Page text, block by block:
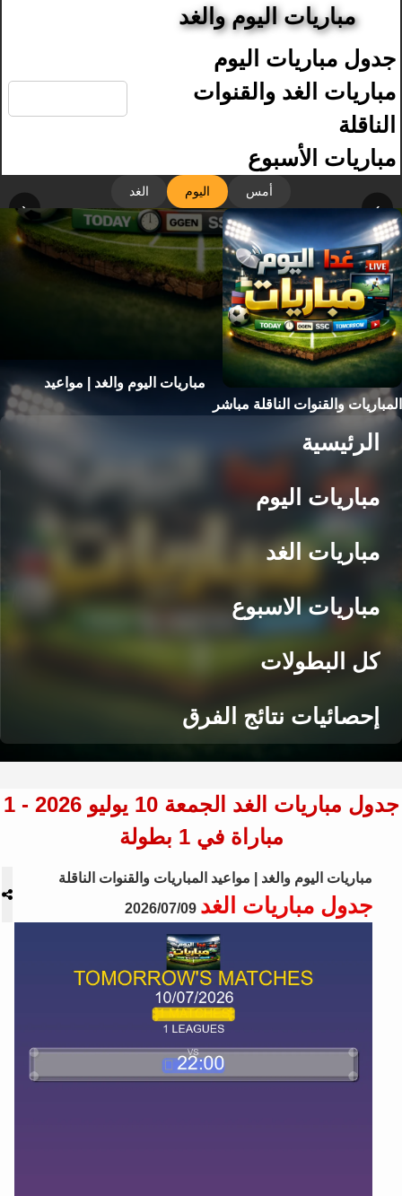
مباريات اليوم والغد
جدول مباريات اليوم
مباريات الغد والقنوات
الناقلة
مباريات الأسبوع
أمس اليوم الغد
‹ ›
مباريات اليوم والغد | مواعيد
المباريات والقنوات الناقلة مباشر
الرئيسية
مباريات اليوم
مباريات الغد
مباريات الاسبوع
كل البطولات
إحصائيات نتائج الفرق
جدول مباريات الغد الجمعة 10 يوليو 2026 - 1
مباراة في 1 بطولة
مباريات اليوم والغد | مواعيد المباريات والقنوات الناقلة
جدول مباريات الغد 2026/07/09